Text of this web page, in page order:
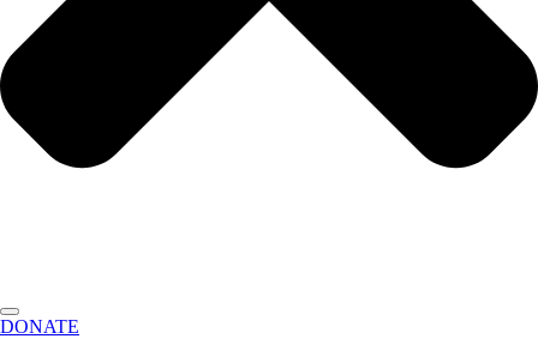
DONATE